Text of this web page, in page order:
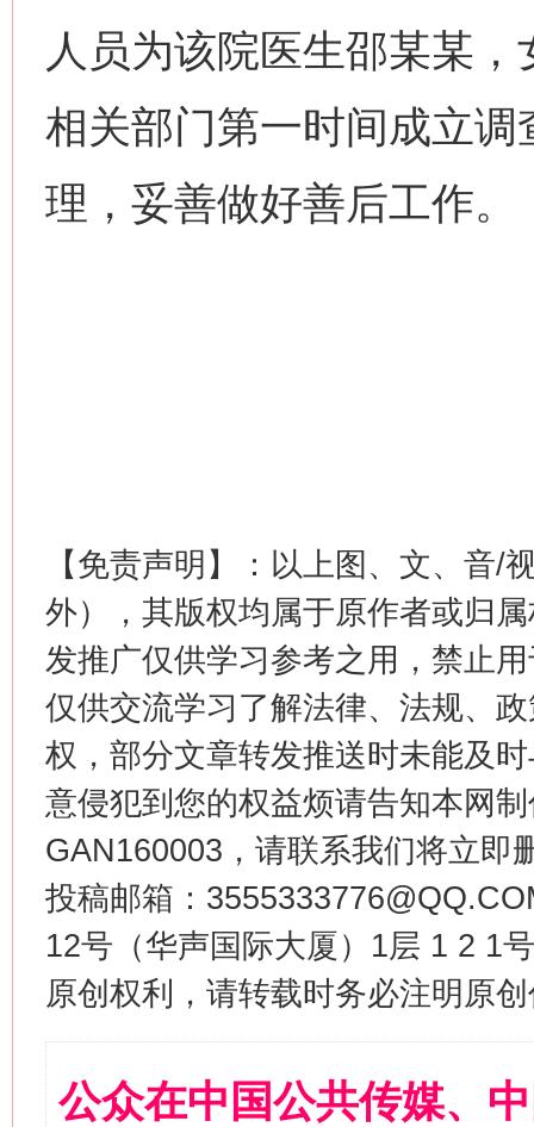
人员为该院医生邵某某
相关部门第一时间成立
理，妥善做好善后工作。
【免责声明】：以上图、文、音/
外），其版权均属于原作者或归
发推广仅供学习参考之用，禁止
仅供交流学习了解法律、法规、
权，部分文章转发推送时未能及
意侵犯到您的权益烦请告知本网
GAN160003，请联系我们将立即
投稿邮箱：
12号（华声国际大厦）1层 1 2 1
原创权利，请转载时务必注明原
公众在中国公共传媒、